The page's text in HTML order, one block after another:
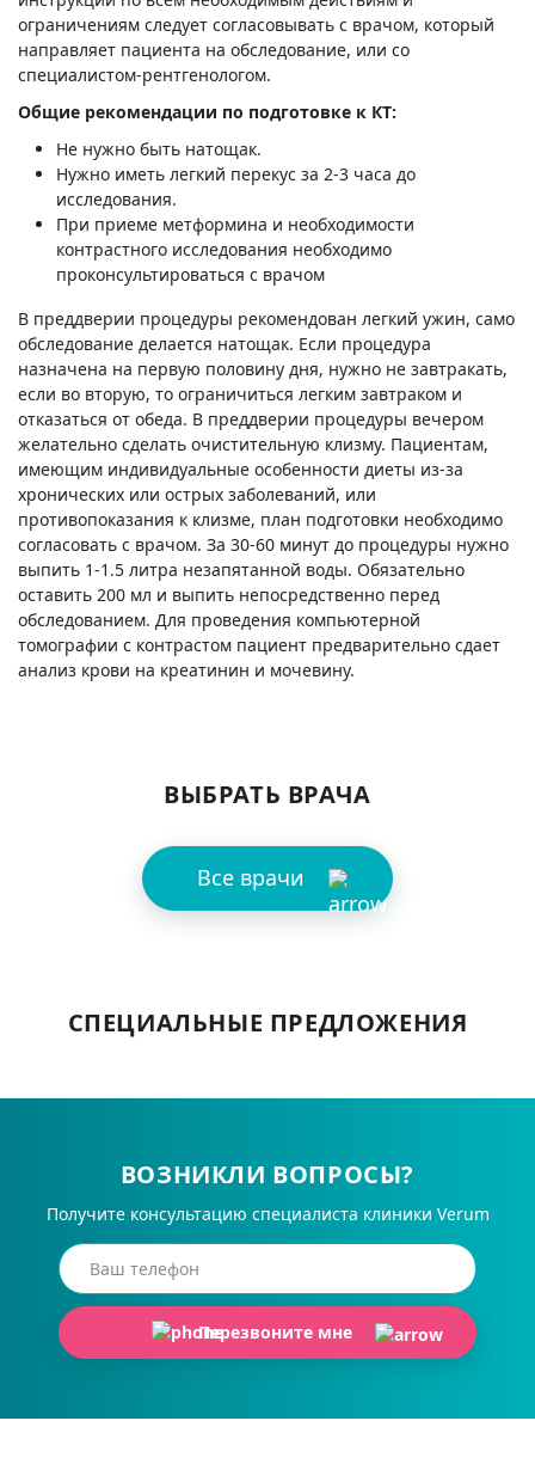
ограничениям следует согласовывать с врачом, который
направляет пациента на обследование, или со
специалистом-рентгенологом.
Общие рекомендации по подготовке к КТ:
Не нужно быть натощак.
Нужно иметь легкий перекус за 2-3 часа до
исследования.
При приеме метформина и необходимости
контрастного исследования необходимо
проконсультироваться с врачом
В преддверии процедуры рекомендован легкий ужин, само
обследование делается натощак. Если процедура
назначена на первую половину дня, нужно не завтракать,
если во вторую, то ограничиться легким завтраком и
отказаться от обеда. В преддверии процедуры вечером
желательно сделать очистительную клизму. Пациентам,
имеющим индивидуальные особенности диеты из-за
хронических или острых заболеваний, или
противопоказания к клизме, план подготовки необходимо
согласовать с врачом. За 30-60 минут до процедуры нужно
выпить 1-1.5 литра незапятанной воды. Обязательно
оставить 200 мл и выпить непосредственно перед
обследованием. Для проведения компьютерной
томографии с контрастом пациент предварительно сдает
анализ крови на креатинин и мочевину.
ВЫБРАТЬ ВРАЧА
Все врачи
СПЕЦИАЛЬНЫЕ ПРЕДЛОЖЕНИЯ
ВОЗНИКЛИ ВОПРОСЫ?
Получите консультацию специалиста клиники Verum
Перезвоните мне